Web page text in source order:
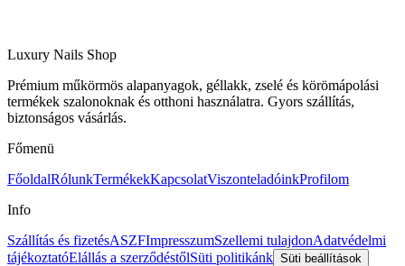
Luxury Nails Shop
Prémium műkörmös alapanyagok, géllakk, zselé és körömápolási
termékek szalonoknak és otthoni használatra. Gyors szállítás,
biztonságos vásárlás.
Főmenü
FőoldalRólunkTermékekKapcsolatViszonteladóinkProfilom
Info
Szállítás és fizetésASZFImpresszumSzellemi tulajdonAdatvédelmi
tájékoztatóElállás a szerződéstőlSüti politikánk Süti beállítások